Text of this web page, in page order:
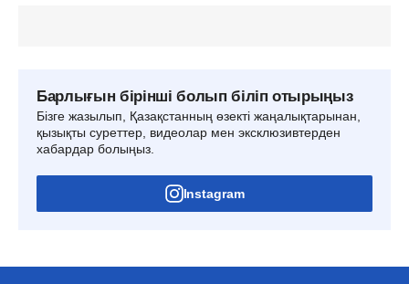
Барлығын бірінші болып біліп отырыңыз
Бізге жазылып, Қазақстанның өзекті жаңалықтарынан,
қызықты суреттер, видеолар мен эксклюзивтерден
хабардар болыңыз.
Instagram